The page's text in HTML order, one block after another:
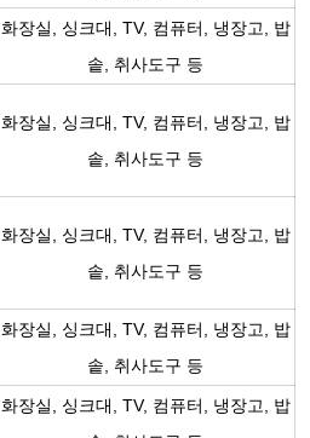
화장실, 싱크대, TV, 컴퓨터, 냉장고, 밥
솥, 취사도구 등
화장실, 싱크대, TV, 컴퓨터, 냉장고, 밥
솥, 취사도구 등
화장실, 싱크대, TV, 컴퓨터, 냉장고, 밥
솥, 취사도구 등
화장실, 싱크대, TV, 컴퓨터, 냉장고, 밥
솥, 취사도구 등
화장실, 싱크대, TV, 컴퓨터, 냉장고, 밥